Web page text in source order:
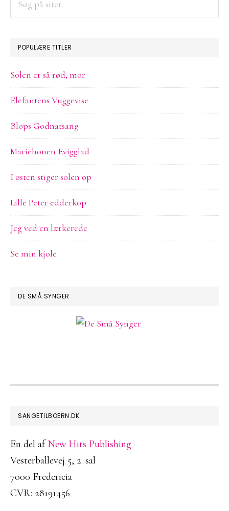
POPULÆRE TITLER
Solen er så rød, mor
Elefantens Vuggevise
Blops Godnatsang
Mariehønen Evigglad
I østen stiger solen op
Lille Peter edderkop
Jeg ved en lærkerede
Se min kjole
DE SMÅ SYNGER
FOOTER
SANGETILBOERN.DK
En del afNew Hits Publishing
Vesterballevej 5, 2. sal
7000 Fredericia
CVR: 28191456